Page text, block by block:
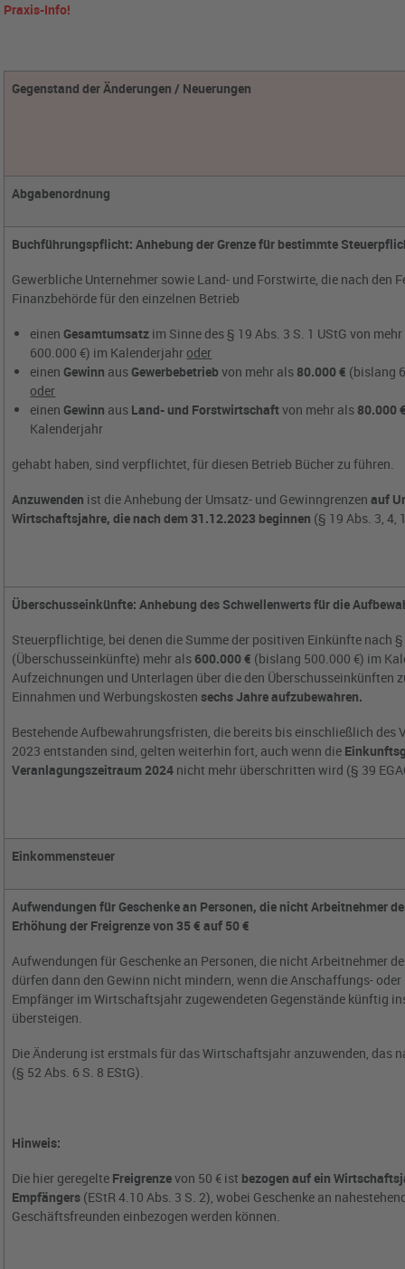
Praxis-Info!
Gegenstand der Änderungen / Neuerungen
Abgabenordnung
Buchführungspflicht: Anhebung der Grenze für bestimmte
Gewerbliche Unternehmer sowie Land- und Forstwirte, die nach den
Finanzbehörde für den einzelnen Betrieb
einen Gesamtumsatz im Sinne des § 19 Abs. 3 S. 1 UStG von
600.000 €) im Kalenderjahr oder
einen Gewinn aus Gewerbebetriebvon mehr als 80.000 € (bislang
oder
einen Gewinn aus Land- und Forstwirtschaftvon mehr als 80.000
Kalenderjahr
gehabt haben, sind verpflichtet, für diesen Betrieb Bücher zu führen.
Anzuwenden ist die Anhebung der Umsatz- und Gewinngrenzenauf
Wirtschaftsjahre, die nach dem 31.12.2023 beginnen (§ 19 Abs. 3, 4,
Überschusseinkünfte: Anhebung des Schwellenwerts für die
Steuerpflichtige, bei denen die Summe der positiven Einkünfte nach
(Überschusseinkünfte) mehr als 600.000 € (bislang 500.000 €) im
Aufzeichnungen und Unterlagen über die den Überschusseinkünften
Einnahmen und Werbungskostensechs Jahre aufzubewahren.
Bestehende Aufbewahrungsfristen, die bereits bis einschließlich des
2023 entstanden sind, gelten weiterhin fort, auch wenn die
Veranlagungszeitraum 2024 nicht mehr überschritten wird (§ 39
Einkommensteuer
Aufwendungen für Geschenke an Personen, die nicht Arbeitnehmer
Erhöhung der Freigrenze von 35 € auf 50 €
Aufwendungen für Geschenke an Personen, die nicht Arbeitnehmer
dürfen dann den Gewinn nicht mindern, wenn die Anschaffungs-
Empfänger im Wirtschaftsjahr zugewendeten Gegenstände künftig
übersteigen.
Die Änderung ist erstmals für das Wirtschaftsjahr anzuwenden, das
(§ 52 Abs. 6 S. 8 EStG).
Hinweis:
Die hier geregelte Freigrenzevon 50 € ist bezogen auf ein
Empfängers (EStR 4.10 Abs. 3 S. 2), wobei Geschenke an
Geschäftsfreunden einbezogen werden können.